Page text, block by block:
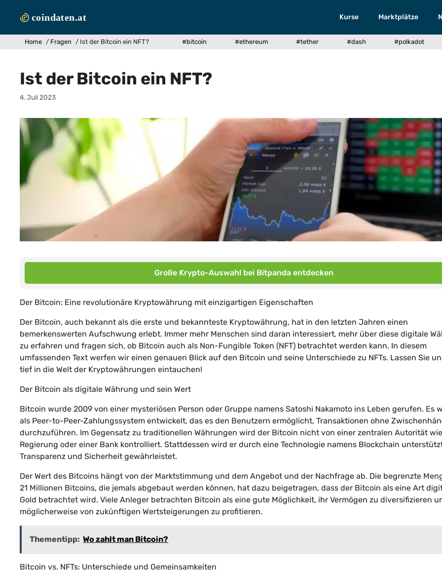
Inhalt
Kurse Marktplätze
Home / Fragen / Ist der Bitcoin ein NFT? #bitcoin #ethereum #tether #dash #polkadot
Ist der Bitcoin ein NFT?
4. Juli 2023
Große Krypto-Auswahl bei Bitpanda entdecken
Der Bitcoin: Eine revolutionäre Kryptowährung mit einzigartigen Eigenschaften
Der Bitcoin, auch bekannt als die erste und bekannteste Kryptowährung, hat in den letzten Jahren einen
bemerkenswerten Aufschwung erlebt. Immer mehr Menschen sind daran interessiert, mehr über diese digitale
zu erfahren und fragen sich, ob Bitcoin auch als Non-Fungible Token (NFT) betrachtet werden kann. In diesem
umfassenden Text werfen wir einen genauen Blick auf den Bitcoin und seine Unterschiede zu NFTs. Lassen Sie
tief in die Welt der Kryptowährungen eintauchen!
Der Bitcoin als digitale Währung und sein Wert
Bitcoin wurde 2009 von einer mysteriösen Person oder Gruppe namens Satoshi Nakamoto ins Leben gerufen. Es
als Peer-to-Peer-Zahlungssystem entwickelt, das es den Benutzern ermöglicht, Transaktionen ohne
durchzuführen. Im Gegensatz zu traditionellen Währungen wird der Bitcoin nicht von einer zentralen Autorität
Regierung oder einer Bank kontrolliert. Stattdessen wird er durch eine Technologie namens Blockchain
Transparenz und Sicherheit gewährleistet.
Der Wert des Bitcoins hängt von der Marktstimmung und dem Angebot und der Nachfrage ab. Die begrenzte
21 Millionen Bitcoins, die jemals abgebaut werden können, hat dazu beigetragen, dass der Bitcoin als eine Art
Gold betrachtet wird. Viele Anleger betrachten Bitcoin als eine gute Möglichkeit, ihr Vermögen zu diversifizieren
möglicherweise von zukünftigen Wertsteigerungen zu profitieren.
Thementipp: Wo zahlt man Bitcoin?
Bitcoin vs. NFTs: Unterschiede und Gemeinsamkeiten